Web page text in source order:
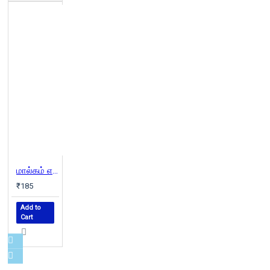
மால்கம் எக்ஸ்
₹185
Add to
Cart